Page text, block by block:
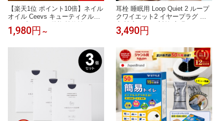
【楽天1位 ポイント10倍】ネイル
オイル Ceevs キューティクルオ
イル 爪オイル 栄養 植物性 ペン
タイプ スポイト 爪育成オイル ギ
イルセラム 爪保湿 プレゼント 指
先 爪 美容液 保湿 爪用美容液 甘
皮ケア 育爪 自爪 育成 美爪
1,980円 ～
耳栓 睡眠用 Loop Quiet 2 ループ
クワイエット2 イヤープラグ 防
音 遮音 いびき対策 安眠 シリコ
ン 横向き寝 飛行機 旅行 勉強 集
2年保証 30日返品OK 送料無料
3,490円